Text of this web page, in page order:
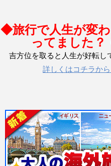
◆旅行で人生が変
ってました
吉方位を取ると人生が好転し
詳しくはコチラから